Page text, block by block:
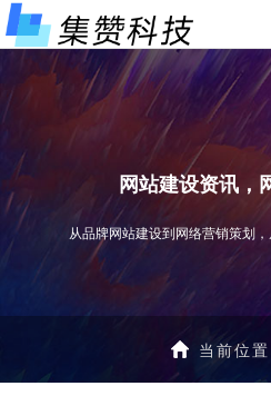
首
项
案
程
例
新
讯
我
系
网站建设资讯，
从品牌网站建设到网络营销策划
当前位置